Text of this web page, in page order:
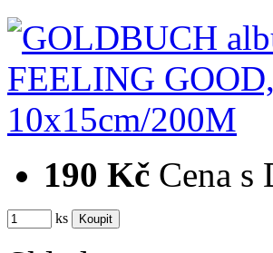
190 Kč Cena s
ks